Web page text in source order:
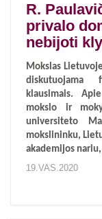
R.
privalo
nebijoti
Mokslas
diskutuojama
klausimais.
mokslo ir
universiteto
mokslininku,
akademijos
19.VAS.2020